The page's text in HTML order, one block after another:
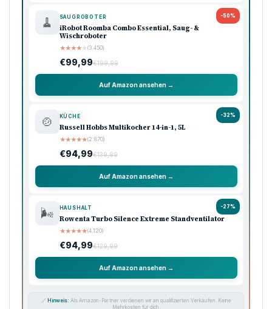
-50%
🧹 SAUGROBOTER
iRobot Roomba Combo Essential, Saug- &
Wischroboter
★★★★★(3.450)
€99,99€199,99
Auf Amazon ansehen →
-32%
🍲 KÜCHE
Russell Hobbs Multikocher 14-in-1, 5L
★★★★★(2.870)
€94,99€139,99
Auf Amazon ansehen →
-27%
🌬️ HAUSHALT
Rowenta Turbo Silence Extreme Standventilator
★★★★★(4.120)
€94,99€129,99
Auf Amazon ansehen →
🔗 Hinweis: Als Amazon-Partner verdienen wir an qualifizierten Verkäufen. Keine
Mehrkosten für dich.